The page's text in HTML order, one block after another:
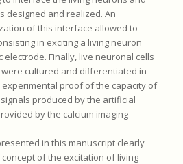
designed and realized. An
of this interface allowed to
in exciting a living neuron
Finally, live neuronal cells
were cultured and differentiated in
proof of the capacity of
produced by the artificial
by the calcium imaging
in this manuscript clearly
of the excitation of living